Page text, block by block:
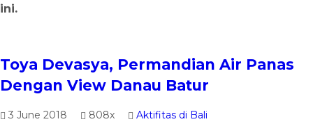
ini.
Toya Devasya, Permandian Air Panas
Dengan View Danau Batur
3 June 2018 808x
Aktifitas di Bali